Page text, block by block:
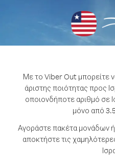
Με το Viber Out μπορείτε
άριστης ποιότητας προς
οποιονδήποτε αριθμό σε
μόνο από
Αγοράστε πακέτα μονάδων
αποκτήστε τις